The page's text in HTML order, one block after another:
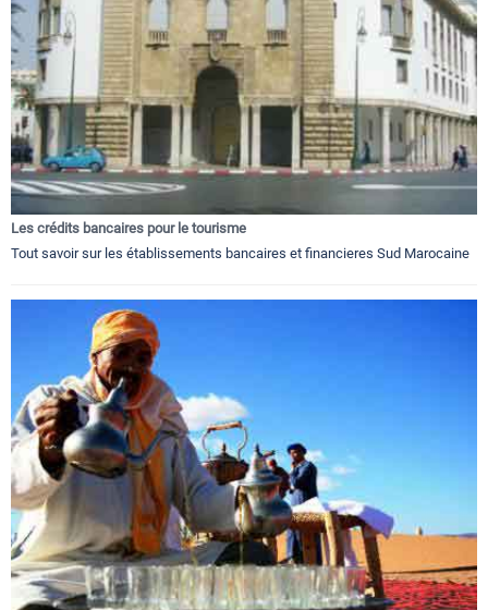
Les crédits bancaires pour le tourisme
Tout savoir sur les établissements bancaires et financieres Sud Marocaine